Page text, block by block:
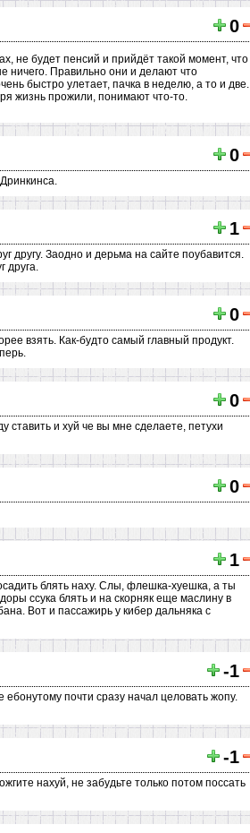
0
не будет пенсий и прийдёт такой момент, что
ничего. Правильно они и делают что
быстро улетает, пачка в неделю, а то и две.
жизнь прожили, понимают что-то.
0
1
другу. Заодно и дерьма на сайте поубавится.
друга.
0
взять. Как-будто самый главный продукт.
0
ставить и хуй че вы мне сделаете, петухи
0
1
блять наху. Слы, флешка-хуешка, а ты
ссука блять и на скорняк еще маслину в
Вот и пассажирь у кибер дальняка с
-1
почти сразу начал целовать жопу.
-1
нахуй, не забудьте только потом поссать